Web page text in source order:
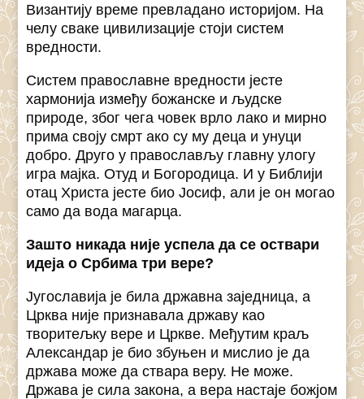
Византију време превладано историјом. На
челу сваке цивилизације стоји систем
вредности.
Систем православне вредности јесте
хармонија између божанске и људске
природе, због чега човек врло лако и мирно
прима своју смрт ако су му деца и унуци
добро. Друго у православљу главну улогу
игра мајка. Отуд и Богородица. И у Библији
отац Христа јесте био Јосиф, али је он могао
само да вода магарца.
Зашто никада није успела да се оствари
идеја о Србима три вере?
Југославија је била државна заједница, а
Црква није признавала државу као
творитељку вере и Цркве. Међутим краљ
Александар је био збуњен и мислио је да
држава може да ствара веру. Не може.
Држава је сила закона, а вера настаје божјом